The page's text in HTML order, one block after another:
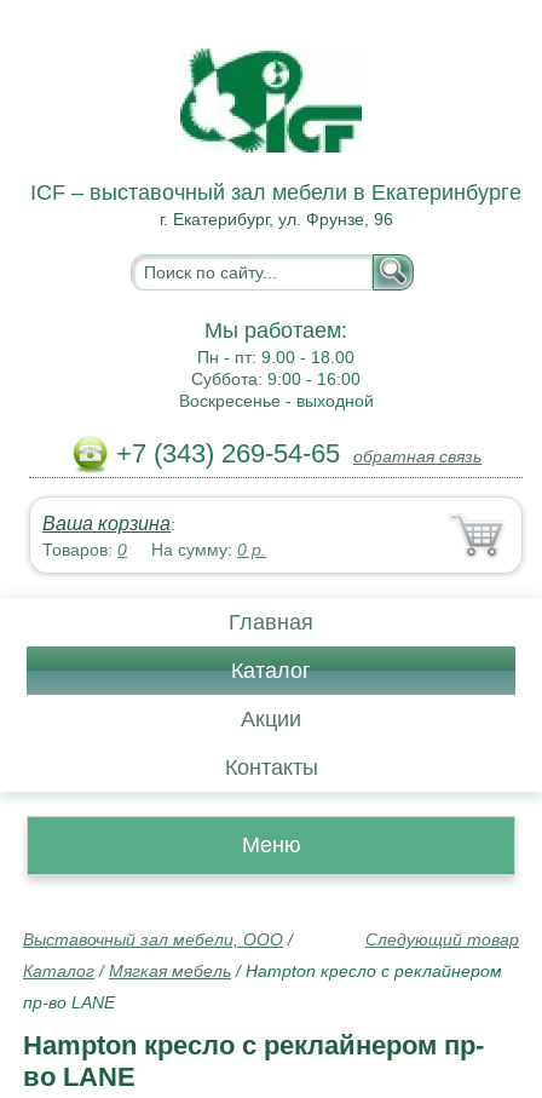
ICF – выставочный зал мебели в Екатеринбурге
г. Екатерибург, ул. Фрунзе, 96
Мы работаем:
Пн - пт:9.00 - 18.00
Суббота:9:00 - 16:00
Воскресенье - выходной
+7 (343) 269-54-65 обратная связь
Ваша корзина:
Товаров:0 На сумму:0 р.
Главная
Каталог
Акции
Контакты
Меню
Следующий товар
Выставочный зал мебели, ООО /
Каталог /Мягкая мебель /Hampton кресло с реклайнером
пр-во LANE
Hampton кресло с реклайнером пр-
во LANE